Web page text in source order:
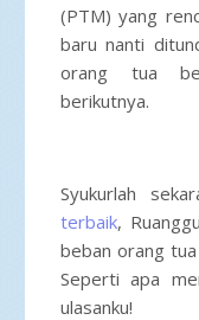
(PTM) yang
baru nanti
orang tua
berikutnya.
Syukurlah
terbaik,
beban orang
Seperti apa
ulasanku!